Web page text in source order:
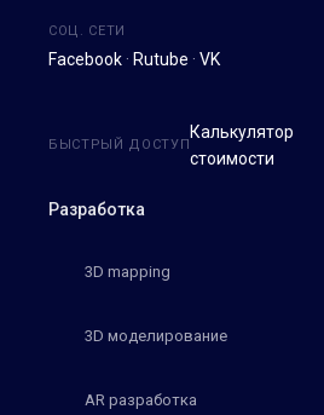
СОЦ. СЕТИ
Facebook · Rutube · VK
Разработка
3D mapping
3D моделирование
AR разработка
БЫСТРЫЙ ДОСТУП
Калькулятор
стоимости